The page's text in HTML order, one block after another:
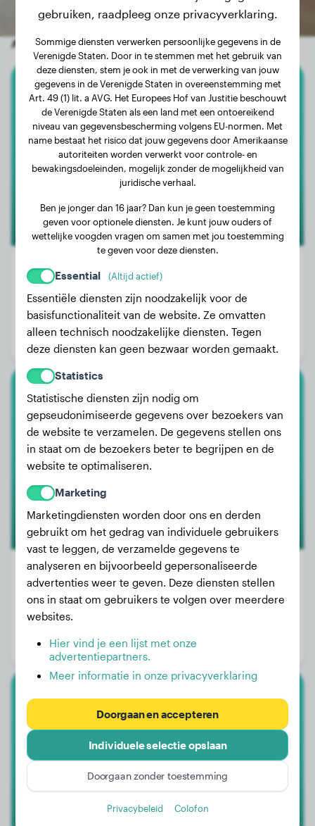
Andere willekeurige honden
Engelse Bulldog
Pit
Gewicht:
Leeftijd:
3 jaar, 10 maanden
Geslacht:
Reu
Duits Korthaar
Brownie
Gewicht:
12 kg
Geslacht:
Tami
gebruiken, raadpleeg onze privacyverklaring.
Sommige diensten verwerken persoonlijke gegevens in de
Verenigde Staten. Door in te stemmen met het gebruik van
deze diensten, stem je ook in met de verwerking van jouw
gegevens in de Verenigde Staten in overeenstemming met
Art. 49 (1) lit. a AVG. Het Europees Hof van Justitie beschouwt
de Verenigde Staten als een land met een ontoereikend
niveau van gegevensbescherming volgens EU-normen. Met
name bestaat het risico dat jouw gegevens door Amerikaanse
autoriteiten worden verwerkt voor controle- en
bewakingsdoeleinden, mogelijk zonder de mogelijkheid van
juridische verhaal.
Ben je jonger dan 16 jaar? Dan kun je geen toestemming
geven voor optionele diensten. Je kunt jouw ouders of
wettelijke voogden vragen om samen met jou toestemming
te geven voor deze diensten.
Essential (Altijd actief)
Essentiële diensten zijn noodzakelijk voor de
basisfunctionaliteit van de website. Ze omvatten
alleen technisch noodzakelijke diensten. Tegen
deze diensten kan geen bezwaar worden gemaakt.
Statistics
Statistische diensten zijn nodig om
gepseudonimiseerde gegevens over bezoekers van
de website te verzamelen. De gegevens stellen ons
in staat om de bezoekers beter te begrijpen en de
website te optimaliseren.
Marketing
Marketingdiensten worden door ons en derden
gebruikt om het gedrag van individuele gebruikers
vast te leggen, de verzamelde gegevens te
analyseren en bijvoorbeeld gepersonaliseerde
advertenties weer te geven. Deze diensten stellen
ons in staat om gebruikers te volgen over meerdere
websites.
Hier vind je een lijst met onze
advertentiepartners.
Meer informatie in onze privacyverklaring
Doorgaan en accepteren
Individuele selectie opslaan
Doorgaan zonder toestemming
Privacybeleid Colofon